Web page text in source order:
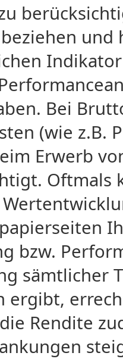
Bei
(wie z.B.
Erwerb
Oftmals
bzw.
sämtlicher
ergibt,
Rendite